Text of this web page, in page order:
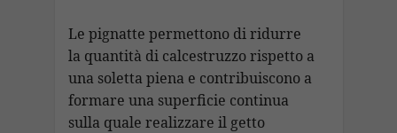
Le pignatte permettono di ridurre
la quantità di calcestruzzo rispetto a
una soletta piena e contribuiscono a
formare una superficie continua
sulla quale realizzare il getto